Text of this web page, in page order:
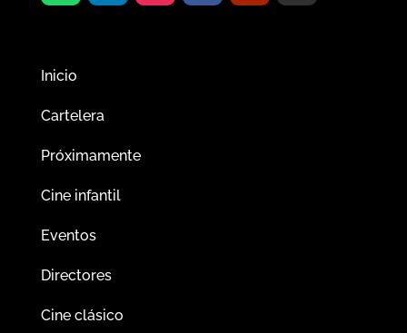
Inicio
Cartelera
Próximamente
Cine infantil
Eventos
Directores
Cine clásico